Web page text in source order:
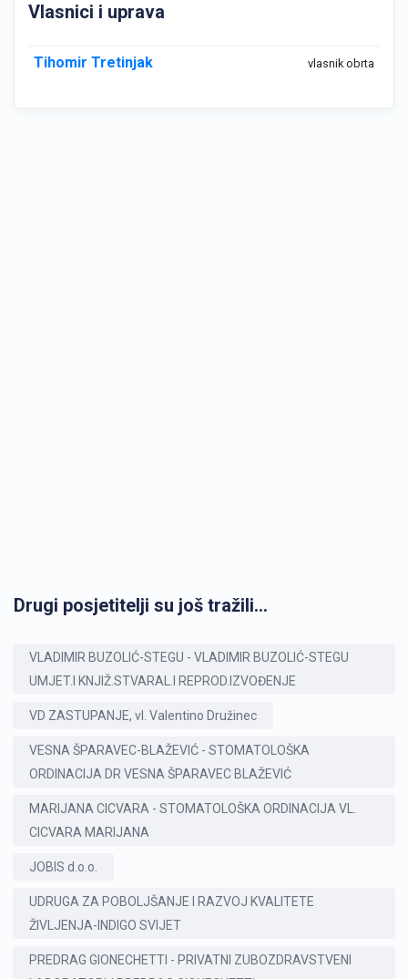
Vlasnici i uprava
Tihomir Tretinjak vlasnik obrta
Drugi posjetitelji su još tražili...
VLADIMIR BUZOLIĆ-STEGU - VLADIMIR BUZOLIĆ-STEGU
UMJET.I KNJIŽ.STVARAL.I REPROD.IZVOĐENJE
VD ZASTUPANJE, vl. Valentino Družinec
VESNA ŠPARAVEC-BLAŽEVIĆ - STOMATOLOŠKA
ORDINACIJA DR VESNA ŠPARAVEC BLAŽEVIĆ
MARIJANA CICVARA - STOMATOLOŠKA ORDINACIJA VL.
CICVARA MARIJANA
JOBIS d.o.o.
UDRUGA ZA POBOLJŠANJE I RAZVOJ KVALITETE
ŽIVLJENJA-INDIGO SVIJET
PREDRAG GIONECHETTI - PRIVATNI ZUBOZDRAVSTVENI